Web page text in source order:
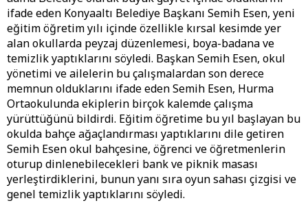
ifade eden Konyaaltı Belediye Başkanı Semih Esen, yeni
eğitim öğretim yılı içinde özellikle kırsal kesimde yer
alan okullarda peyzaj düzenlemesi, boya-badana ve
temizlik yaptıklarını söyledi. Başkan Semih Esen, okul
yönetimi ve ailelerin bu çalışmalardan son derece
memnun olduklarını ifade eden Semih Esen, Hurma
Ortaokulunda ekiplerin birçok kalemde çalışma
yürüttüğünü bildirdi. Eğitim öğretime bu yıl başlayan bu
okulda bahçe ağaçlandırması yaptıklarını dile getiren
Semih Esen okul bahçesine, öğrenci ve öğretmenlerin
oturup dinlenebilecekleri bank ve piknik masası
yerleştirdiklerini, bunun yanı sıra oyun sahası çizgisi ve
genel temizlik yaptıklarını söyledi.